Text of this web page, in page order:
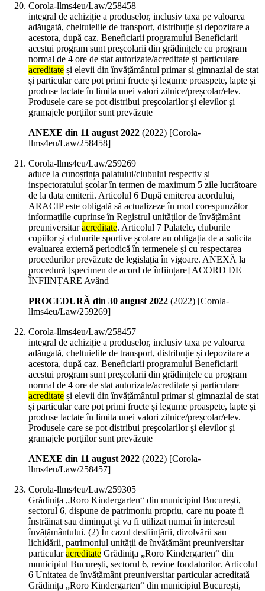
Corola-llms4eu/Law/258458
integral de achiziție a produselor, inclusiv taxa pe valoarea
adăugată, cheltuielile de transport, distribuție și depozitare a
acestora, după caz. Beneficiarii programului Beneficiarii
acestui program sunt preșcolarii din grădinițele cu program
normal de 4 ore de stat autorizate/acreditate și particulare
acreditate și elevii din învățământul primar și gimnazial de stat
și particular care pot primi fructe și legume proaspete, lapte și
produse lactate în limita unei valori zilnice/preșcolar/elev.
Produsele care se pot distribui preşcolarilor şi elevilor şi
gramajele porţiilor sunt prevăzute
ANEXE din 11 august 2022 (2022) [Corola-
llms4eu/Law/258458]
Corola-llms4eu/Law/259269
aduce la cunoștința palatului/clubului respectiv și
inspectoratului școlar în termen de maximum 5 zile lucrătoare
de la data emiterii. Articolul 6 După emiterea acordului,
ARACIP este obligată să actualizeze în mod corespunzător
informațiile cuprinse în Registrul unităților de învățământ
preuniversitaracreditate. Articolul 7 Palatele, cluburile
copiilor și cluburile sportive școlare au obligația de a solicita
evaluarea externă periodică în termenele și cu respectarea
procedurilor prevăzute de legislația în vigoare. ANEXĂ la
procedură [specimen de acord de înființare] ACORD DE
ÎNFIINȚARE Având
PROCEDURĂ din 30 august 2022 (2022) [Corola-
llms4eu/Law/259269]
Corola-llms4eu/Law/258457
integral de achiziție a produselor, inclusiv taxa pe valoarea
adăugată, cheltuielile de transport, distribuție și depozitare a
acestora, după caz. Beneficiarii programului Beneficiarii
acestui program sunt preșcolarii din grădinițele cu program
normal de 4 ore de stat autorizate/acreditate și particulare
acreditate și elevii din învățământul primar și gimnazial de stat
și particular care pot primi fructe și legume proaspete, lapte și
produse lactate în limita unei valori zilnice/preșcolar/elev.
Produsele care se pot distribui preşcolarilor şi elevilor şi
gramajele porţiilor sunt prevăzute
ANEXE din 11 august 2022 (2022) [Corola-
llms4eu/Law/258457]
Corola-llms4eu/Law/259305
Grădinița „Roro Kindergarten“ din municipiul București,
sectorul 6, dispune de patrimoniu propriu, care nu poate fi
înstrăinat sau diminuat și va fi utilizat numai în interesul
învățământului. (2) În cazul desființării, dizolvării sau
lichidării, patrimoniul unității de învățământ preuniversitar
particularacreditate Grădinița „Roro Kindergarten“ din
municipiul București, sectorul 6, revine fondatorilor. Articolul
6 Unitatea de învățământ preuniversitar particular acreditată
Grădinița „Roro Kindergarten“ din municipiul București,